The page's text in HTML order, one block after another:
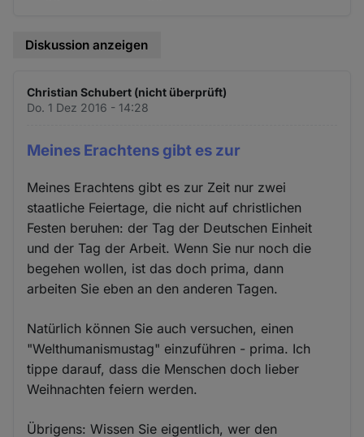
Diskussion anzeigen
Christian Schubert (nicht überprüft)
Do. 1 Dez 2016 - 14:28
Meines Erachtens gibt es zur
Meines Erachtens gibt es zur Zeit nur zwei
staatliche Feiertage, die nicht auf christlichen
Festen beruhen: der Tag der Deutschen Einheit
und der Tag der Arbeit. Wenn Sie nur noch die
begehen wollen, ist das doch prima, dann
arbeiten Sie eben an den anderen Tagen.
Natürlich können Sie auch versuchen, einen
"Welthumanismustag" einzuführen - prima. Ich
tippe darauf, dass die Menschen doch lieber
Weihnachten feiern werden.
Übrigens: Wissen Sie eigentlich, wer den